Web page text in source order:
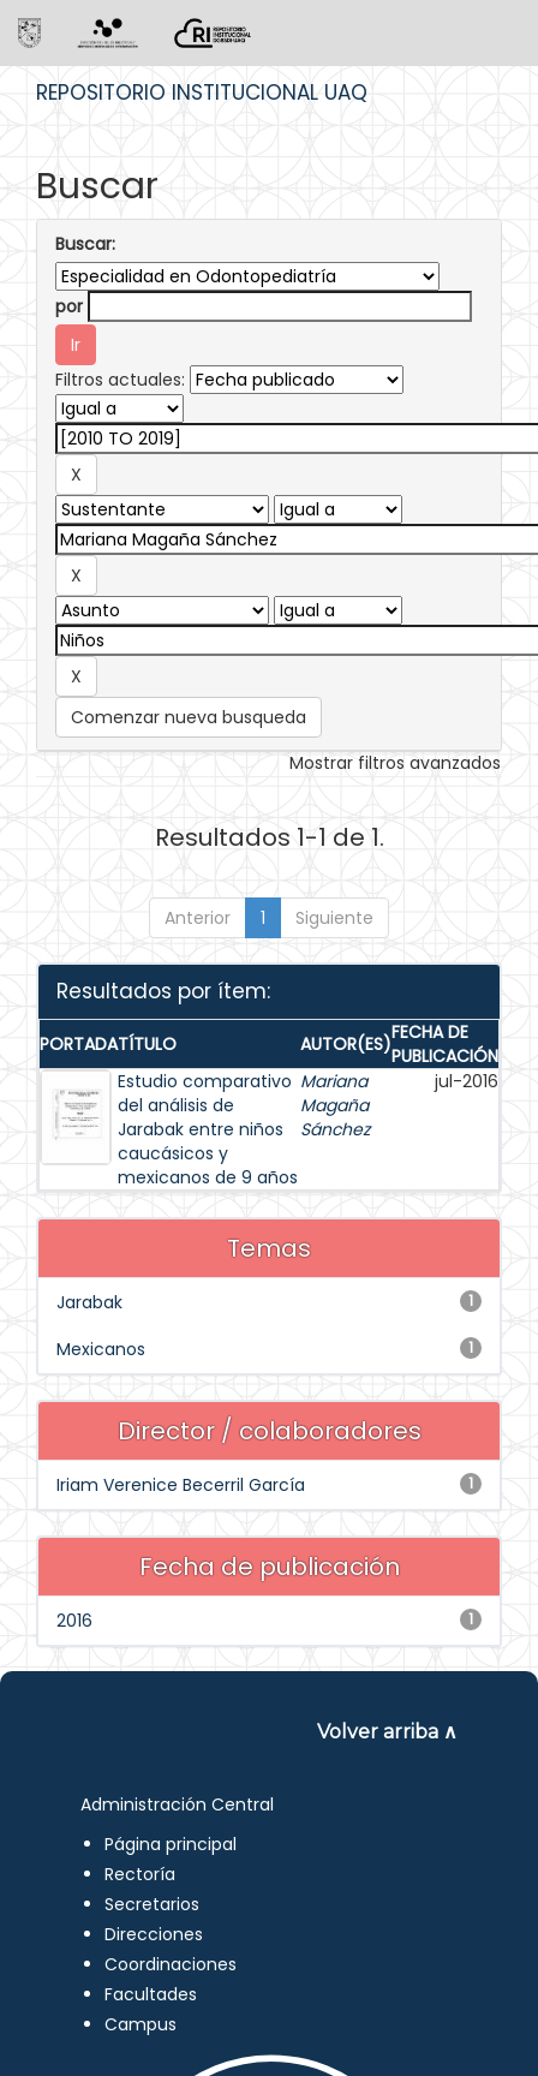
REPOSITORIO INSTITUCIONAL UAQ
Buscar
Buscar:
por
Filtros actuales:
Comenzar nueva busqueda
Mostrar filtros avanzados
Resultados 1-1 de 1.
Anterior 1 Siguiente
Resultados por ítem:
PORTADATÍTULO AUTOR(ES)FECHA DE
PUBLICACIÓN
Estudio comparativo
del análisis de
Jarabak entre niños
caucásicos y
mexicanos de 9 años
Mariana
Magaña
Sánchez
jul-2016
Temas
1
Jarabak
1
Mexicanos
Director / colaboradores
1
Iriam Verenice Becerril García
Fecha de publicación
1
2016
Volver arriba ∧
Administración Central
Página principal
Rectoría
Secretarios
Direcciones
Coordinaciones
Facultades
Campus